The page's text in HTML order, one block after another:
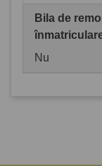
Bila de
Nu